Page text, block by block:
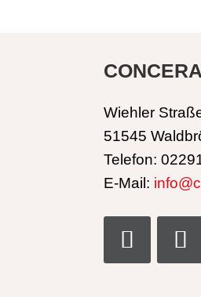
Wiehler
51545
Telefon:
E-Mail: